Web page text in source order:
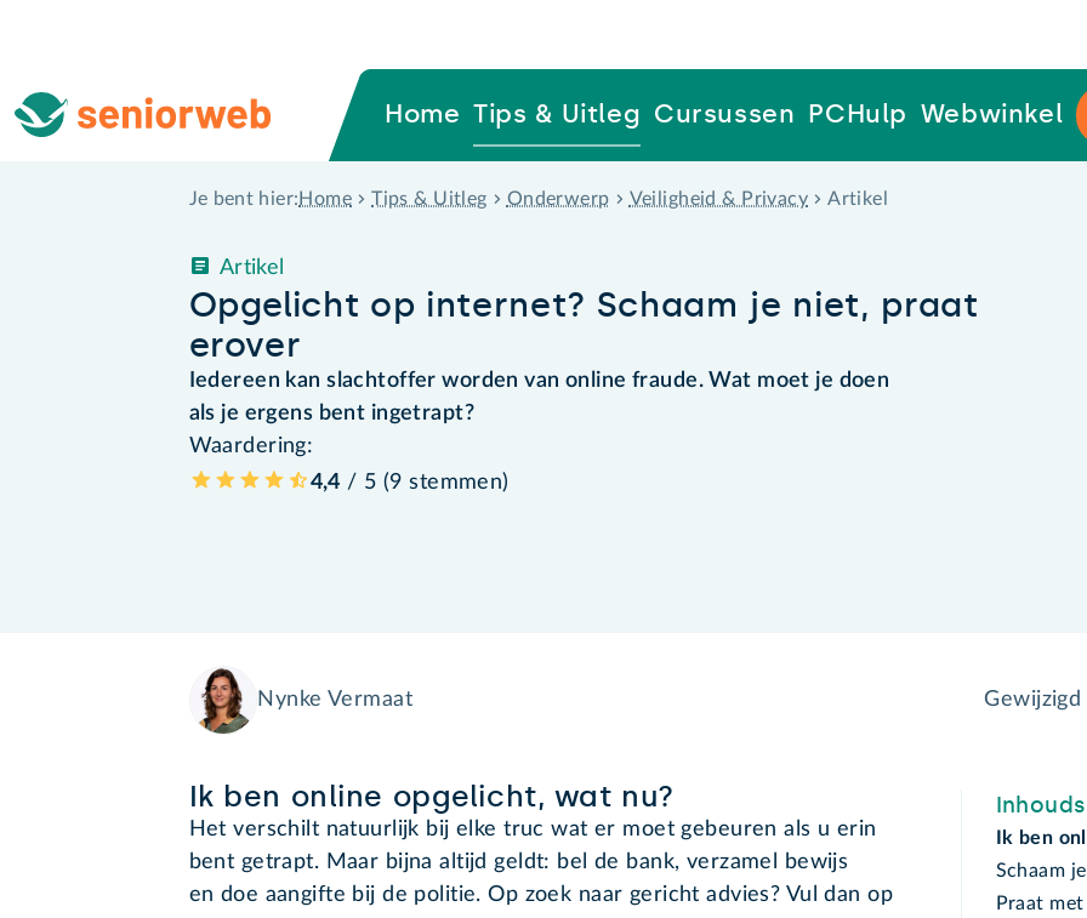
Home Tips & Uitleg Cursussen PCHulp Webwinkel
Je bent hier: Home Tips & Uitleg Onderwerp Veiligheid & Privacy Artikel
Opgelicht op internet? Schaam je niet, praat
erover
Artikel
Iedereen kan slachtoffer worden van online fraude. Wat moet je doen
als je ergens bent ingetrapt?
Waardering:
4,4 / 5 (9 stemmen)
Nynke Vermaat
Ik ben online opgelicht, wat nu?
Het verschilt natuurlijk bij elke truc wat er moet gebeuren als u erin
bent getrapt. Maar bijna altijd geldt: bel de bank, verzamel bewijs
en doe aangifte bij de politie. Op zoek naar gericht advies? Vul dan op
Ik ben
Schaam
Praat